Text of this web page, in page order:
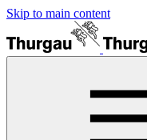
Skip to main content